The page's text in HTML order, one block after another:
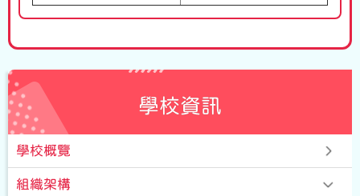
學校資訊
學校概覽
組織架構